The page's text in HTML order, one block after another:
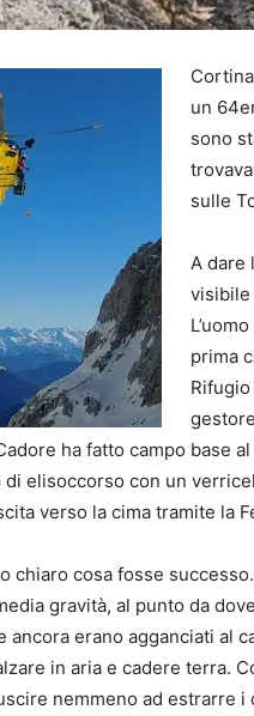
un
sono
sulle
A dare
visibile
prima
ha fatto campo base
elisoccorso con un
verso la cima tramite la
chiaro cosa fosse
gravità, al punto da
ancora erano agganciati al
in aria e cadere terra.
nemmeno ad estrarre